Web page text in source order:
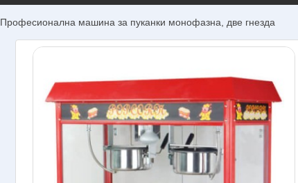
Професионална машина за пуканки монофазна, две гнезда